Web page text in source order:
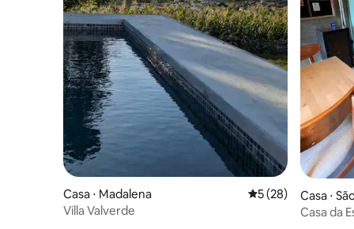
Casa ⋅ Madalena 5 de uma
5 (28)
Villa Valverde
Casa ⋅
Casa da